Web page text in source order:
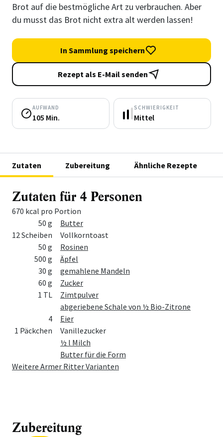
Brot auf die bestmögliche Art zu verbrauchen. Aber
du musst das Brot nicht extra alt werden lassen!
In Sammlung speichern
Rezept als E-Mail senden
AUFWAND
105 Min.
SCHWIERIGKEIT
Mittel
Zutaten Zubereitung Ähnliche Rezepte
Zutaten für 4 Personen
670 kcal pro Portion
Zutat
50 g
Butter
12 Scheiben
Vollkorntoast
50 g
Rosinen
500 g
Äpfel
30 g
gemahlene Mandeln
60 g
Zucker
1 TL
Zimtpulver
abgeriebene Schale von ½ Bio-Zitrone
4
Eier
1 Päckchen
Vanillezucker
½ l Milch
Butter für die Form
Weitere Armer Ritter Varianten
Zubereitung